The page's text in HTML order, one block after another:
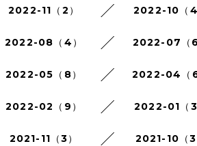
2022-11（2） 2022-10（4
2022-08（4） 2022-07（6
2022-05（8） 2022-04（6
2022-02（9） 2022-01（3
2021-11（3） 2021-10（3